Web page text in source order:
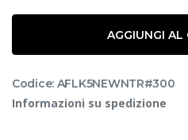
AGGIUNGI AL
Codice: AFLK5NEWNTR#300
Informazioni su spedizione